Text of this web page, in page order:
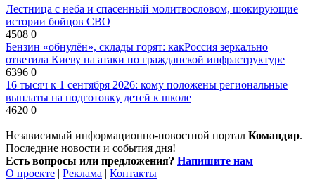
Лестница с неба и спасенный молитвословом, шокирующие
истории бойцов СВО
4508 0
Бензин «обнулён», склады горят: какРоссия зеркально
ответила Киеву на атаки по гражданской инфраструктуре
6396 0
16 тысяч к 1 сентября 2026: кому положены региональные
выплаты на подготовку детей к школе
4620 0
Независимый информационно-новостной портал Командир.
Последние новости и события дня!
Есть вопросы или предложения? Напишите нам
О проекте | Реклама | Контакты